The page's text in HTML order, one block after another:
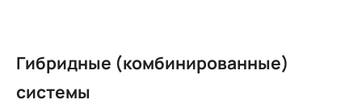
Гибридные (комбинированные)
системы